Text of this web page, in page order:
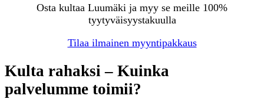
Osta kultaa Luumäki ja myy se meille 100%
tyytyväisyystakuulla
Tilaa ilmainen myyntipakkaus
Kulta rahaksi – Kuinka
palvelumme toimii?